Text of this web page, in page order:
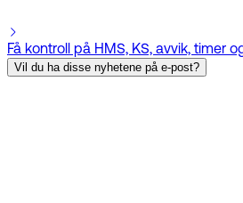
Få kontroll på HMS, KS, avvik,
Vil du ha disse nyhetene på e-post?